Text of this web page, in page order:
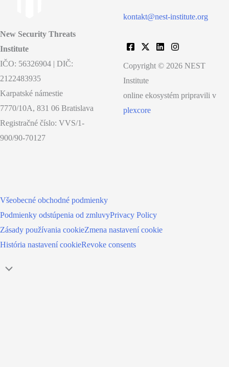
New Security Threats
Institute
IČO: 56326904 | DIČ:
2122483935
Karpatské námestie
7770/10A, 831 06 Bratislava
Registračné číslo: VVS/1-
900/90-70127
kontakt@nest-institute.org
Copyright © 2026 NEST
Institute
online ekosystém pripravili v
plexcore
Všeobecné obchodné podmienky
Podmienky odstúpenia od zmluvyPrivacy Policy
Zásady používania cookieZmena nastavení cookie
História nastavení cookieRevoke consents